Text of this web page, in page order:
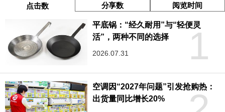
点击数 分享数 阅览时间
1
平底锅：“经久耐用”与“轻便灵
活”，两种不同的选择
2026.07.31
空调因“2027年问题”引发抢购热：
出货量同比增长20%